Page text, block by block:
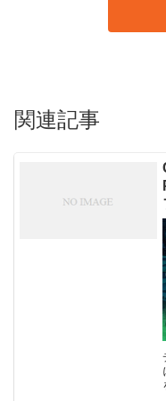
関連記事